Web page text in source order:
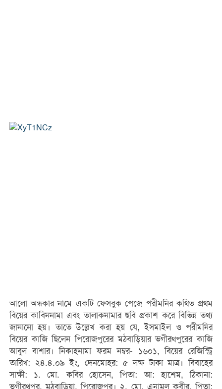
আলো অন্ধকার নামে একটি ফেসবুক পেজে পরীমনির কথিত প্রথম
বিয়ের কাবিননামা এবং তালাকনামার ছবি প্রকাশ করে বিভিন্ন তথ্য
জানানো হয়। তাতে উল্লেখ করা হয় যে, ইসমাইল ও পরীমনির
বিয়ের কাজি ছিলেন পিরোজপুরের মঠবাড়িয়ার ভগীরথপুরের কাজি
আবুল বাশার। নিকাহনামা ফরম নম্বর- ১৬০১, বিয়ের রেজিস্ট্রি
তারিখ: ২৪.৪.০৯ ইং, দেনমোহর: ৫ লক্ষ টাকা মাত্র। বিবাহের
সাক্ষী: ১. মো. কবির হোসেন, পিতা: আ: হাশেম, ঠিকানা:
ভগীরথপুর, মঠবাড়িয়া, পিরোজপুর। ২. মো. এনামুল কবীর, পিতা: